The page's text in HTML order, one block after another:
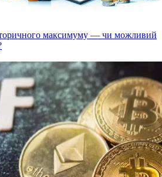
максимуму — чи можливий